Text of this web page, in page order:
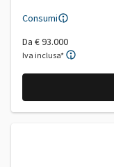
Consumi
Da € 93.000
Iva inclusa*